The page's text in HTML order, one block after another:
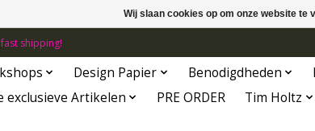
shipping!
Design Papier Benodigdheden
exclusieve Artikelen
PRE ORDER Tim Holtz
Wij slaan cookies op om onze website te